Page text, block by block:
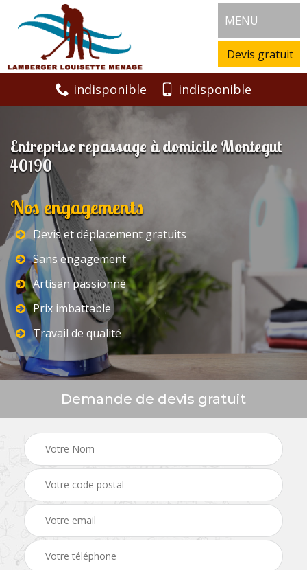
MENU
Devis gratuit
indisponible indisponible
Entreprise repassage à domicile Montegut
40190
Nos engagements
Devis et déplacement gratuits
Sans engagement
Artisan passionné
Prix imbattable
Travail de qualité
Demande de devis gratuit